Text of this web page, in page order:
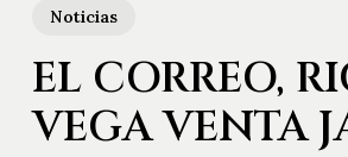
Noticias
EL CORREO,
VEGA VENTA